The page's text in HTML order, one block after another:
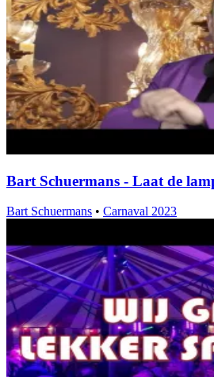
Bart Schuermans - Laat de
Bart Schuermans • Carnaval 2023